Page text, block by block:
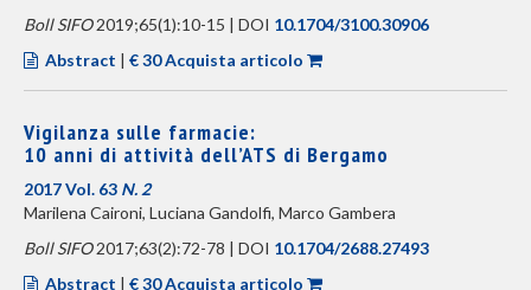
Boll SIFO2019;65(1):10-15 | DOI 10.1704/3100.30906
Abstract | € 30 Acquista articolo
Vigilanza sulle farmacie:
10 anni di attività dell’ATS di Bergamo
2017 Vol. 63 N. 2
Marilena Caironi, Luciana Gandolfi, Marco Gambera
Boll SIFO2017;63(2):72-78 | DOI 10.1704/2688.27493
Abstract | € 30 Acquista articolo